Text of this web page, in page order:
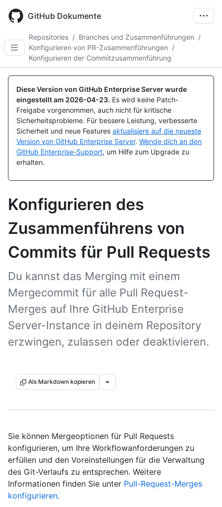
main
GitHub Dokumente
Repositories / Branches und Zusammenführungen /
Konfigurieren von PR-Zusammenführungen /
Konfigurieren der Commitzusammenführung
Diese Version von GitHub Enterprise Server wurde
eingestellt am 2026-04-23. Es wird keine Patch-
Freigabe vorgenommen, auch nicht für kritische
Sicherheitsprobleme. Für bessere Leistung, verbesserte
Sicherheit und neue Features aktualisiere auf die neueste
Version von GitHub Enterprise Server. Wende dich an den
GitHub Enterprise-Support, um Hilfe zum Upgrade zu
erhalten.
Konfigurieren des
Zusammenführens von
Commits für Pull Requests
Du kannst das Merging mit einem
Mergecommit für alle Pull Request-
Merges auf Ihre GitHub Enterprise
Server-Instance in deinem Repository
erzwingen, zulassen oder deaktivieren.
Als Markdown kopieren
Sie können Mergeoptionen für Pull Requests
konfigurieren, um Ihre Workflowanforderungen zu
erfüllen und den Voreinstellungen für die Verwaltung
des Git-Verlaufs zu entsprechen. Weitere
Informationen finden Sie unter Pull-Request-Merges
konfigurieren.